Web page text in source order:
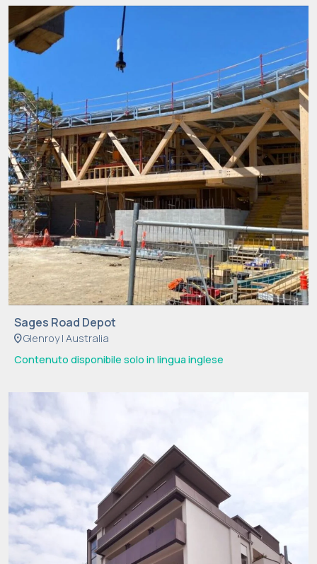
Sages Road Depot
location_onGlenroy | Australia
Contenuto disponibile solo in lingua inglese
s
s
a
ri
Q
u